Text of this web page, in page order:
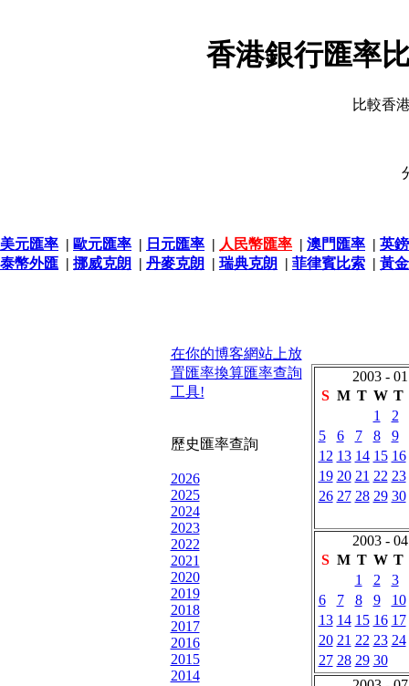
香港銀行匯率
比較香
美元匯率 | 歐元匯率 | 日元匯率 | 人民幣匯率 | 澳門匯率 | 英
泰幣外匯 | 挪威克朗 | 丹麥克朗 | 瑞典克朗 | 菲律賓比索 | 黃
在你的博客網站上放
置匯率換算匯率查詢
工具!
歷史匯率查詢
2026
2025
2024
2023
2022
2021
2020
2019
2018
2017
2016
2015
2014
2003 - 01
S M T W T
1
2
5
6 7 8
9
12 13 14 15 16
19 20 21 22 23
26 27 28 29 30
2003 - 04
S M T W T
1
2
3
6
7 8 9
10
13 14 15 16 17
20 21 22 23 24
27 28 29 30